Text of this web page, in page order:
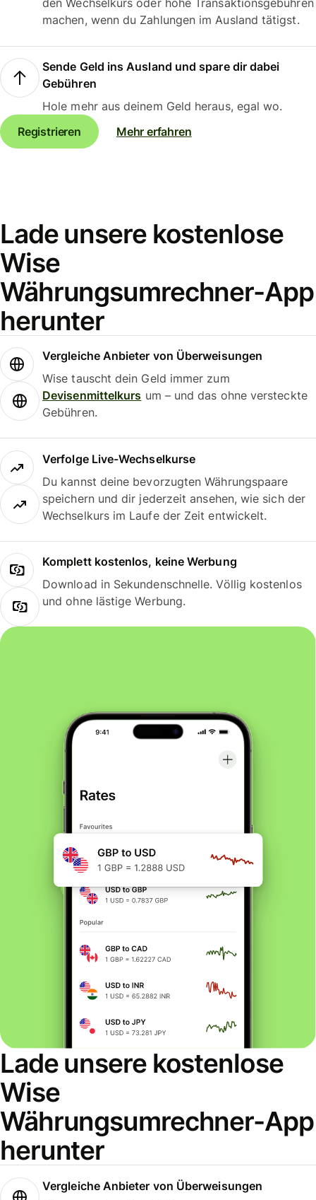
den Wechselkurs oder hohe Transaktionsgebühren
machen, wenn du Zahlungen im Ausland tätigst.
Sende Geld ins Ausland und spare dir dabei
Gebühren
Hole mehr aus deinem Geld heraus, egal wo.
Registrieren
Mehr erfahren
Lade unsere kostenlose
Wise
Währungsumrechner-App
herunter
Vergleiche Anbieter von Überweisungen
Wise tauscht dein Geld immer zum
Devisenmittelkurs um – und das ohne versteckte
Gebühren.
Verfolge Live-Wechselkurse
Du kannst deine bevorzugten Währungspaare
speichern und dir jederzeit ansehen, wie sich der
Wechselkurs im Laufe der Zeit entwickelt.
Komplett kostenlos, keine Werbung
Download in Sekundenschnelle. Völlig kostenlos
und ohne lästige Werbung.
Lade unsere kostenlose
Wise
Währungsumrechner-App
herunter
Vergleiche Anbieter von Überweisungen